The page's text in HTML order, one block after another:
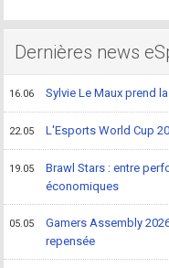
Dernières news
16.06 Sylvie Le Maux prend
22.05 L'Esports World Cup
19.05
Brawl Stars : entre
économiques
05.05
Gamers Assembly
repensée